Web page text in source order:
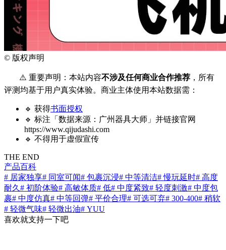
© 版权声明
⚠️ 重要声明：本站内容不涉及任何商业合作推荐 ，所有
评测均基于用户真实体验。商业主体使用本站数据需：
🔹 获得书面授权
🔹 标注「数据来源：广州器具大师」并链接官网
https://www.qijudashi.com
🔹 不得用于虚假宣传
THE END
产品百科
# 居家独享# 同室可闻# 包裹沉浸# 中等清洁# 慢玩延时# 高度
耐久 # 初阶体验# 高敏体质# 低# 中度紧致# 轻度刺激# 中度包
裹# 中度仿真# 中等回弹# 平价合理# 可选可弃# 300-400# 稍软
# 轻微气味# 轻微出油# YUU
喜欢就支持一下吧